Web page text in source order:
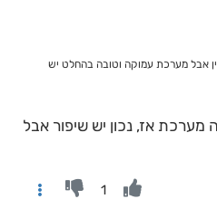
אבל מערכת עמוקה וטובה בהחלט יש
מערכת אז, נכון יש שיפור אבל
1